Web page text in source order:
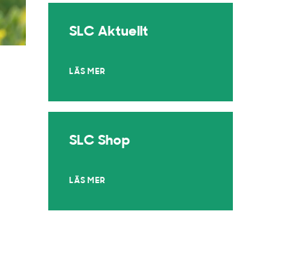
SLC Aktuellt
LÄS MER
SLC Shop
LÄS MER